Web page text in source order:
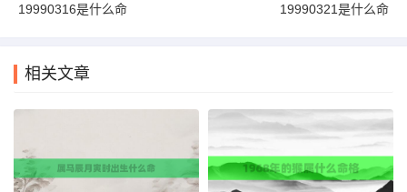
19990316是什么命
19990321是什么命
相关文章